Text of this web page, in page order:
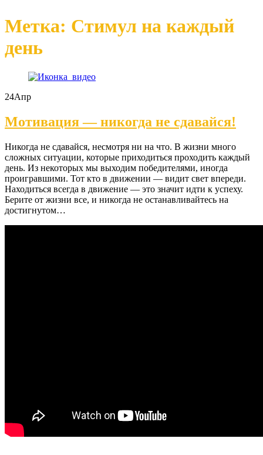
Метка: Стимул на каждый
день
24Апр
Мотивация — никогда не сдавайся!
Никогда не сдавайся, несмотря ни на что. В жизни много
сложных ситуации, которые приходиться проходить каждый
день. Из некоторых мы выходим победителями, иногда
проигравшими. Тот кто в движении — видит свет впереди.
Находиться всегда в движение — это значит идти к успеху.
Берите от жизни все, и никогда не останавливайтесь на
достигнутом…